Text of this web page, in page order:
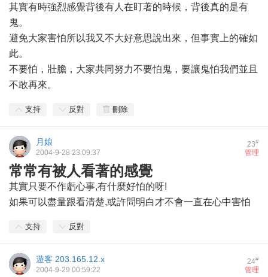
其實有時強烈感覺背後有人在盯著的時候，背後真的是有
鬼。
避免大家害怕所以我又不大好意思說出來，但事實上的確如
此。
不要怕，壯膽，大家共同努力不要怕鬼，要讓鬼怕我們並且
不敢再來。
支持 反對 刪除
23#
月娘
管理
2004-9-28 23:09:37
常常有被人看著的感覺
其實只要不作虧心事,有什麼好怕的呀!
如果可以盡量跟看清楚,或許問明白才不會一直在心中害怕
支持 反對
24#
遊客 203.165.12.x
管理
2004-9-29 00:59:22